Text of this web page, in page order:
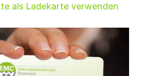
als Ladekarte verwenden